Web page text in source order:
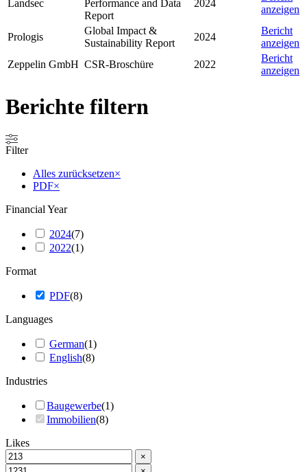
Landsec
Performance and Data
Report
2024
anzeigen
Prologis
Global Impact &
Sustainability Report
2024
Bericht
anzeigen
Zeppelin GmbH CSR-Broschüre 2022
Bericht
anzeigen
Berichte filtern
Filter
Alles zurücksetzen×
PDF×
Financial Year
2024(7)
2022(1)
Format
PDF(8)
Languages
German(1)
English(8)
Industries
Baugewerbe(1)
Immobilien(8)
Likes
×